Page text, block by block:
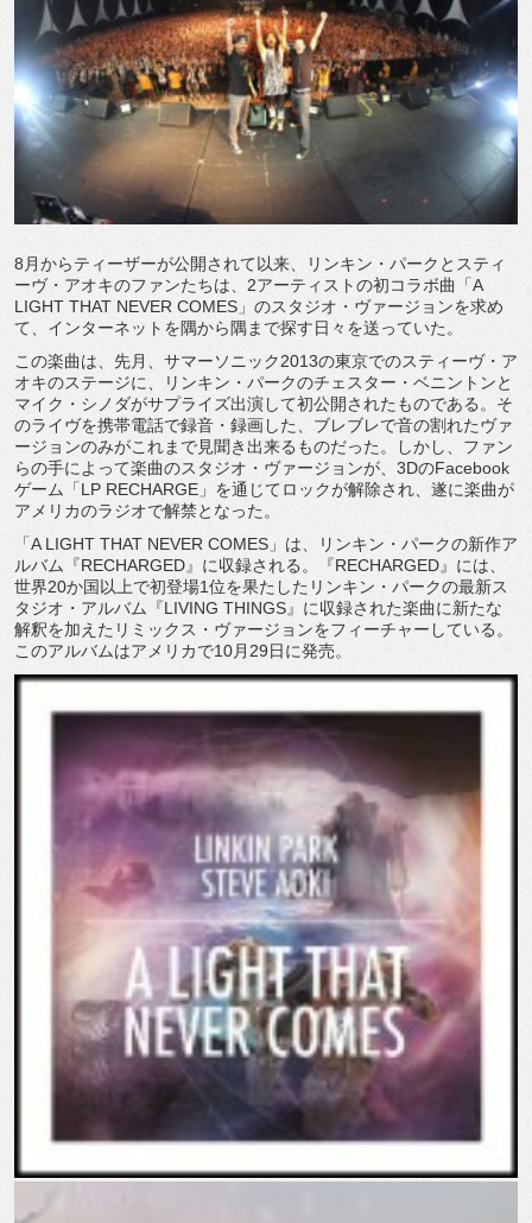
8月からティーザーが公開されて以来、リンキン・パークとスティ
ーヴ・アオキのファンたちは、2アーティストの初コラボ曲「A
LIGHT THAT NEVER COMES」のスタジオ・ヴァージョンを求め
て、インターネットを隅から隅まで探す日々を送っていた。
この楽曲は、先月、サマーソニック2013の東京でのスティーヴ・ア
オキのステージに、リンキン・パークのチェスター・ベニントンと
マイク・シノダがサプライズ出演して初公開されたものである。そ
のライヴを携帯電話で録音・録画した、ブレブレで音の割れたヴァ
ージョンのみがこれまで見聞き出来るものだった。しかし、ファン
らの手によって楽曲のスタジオ・ヴァージョンが、3DのFacebook
ゲーム「LP RECHARGE」を通じてロックが解除され、遂に楽曲が
アメリカのラジオで解禁となった。
「A LIGHT THAT NEVER COMES」は、リンキン・パークの新作ア
ルバム『RECHARGED』に収録される。『RECHARGED』には、
世界20か国以上で初登場1位を果たしたリンキン・パークの最新ス
タジオ・アルバム『LIVING THINGS』に収録された楽曲に新たな
解釈を加えたリミックス・ヴァージョンをフィーチャーしている。
このアルバムはアメリカで10月29日に発売。